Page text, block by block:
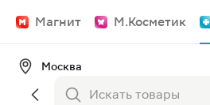
Магнит М.Косметик
Москва